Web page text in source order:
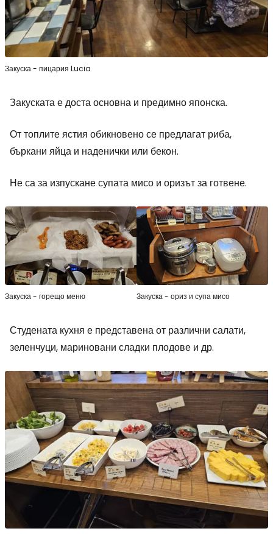
Закуска - пицария Lucia
Закуската е доста основна и предимно японска.
От топлите ястия обикновено се предлагат риба,
бъркани яйца и наденички или бекон.
Не са за изпускане супата мисо и оризът за готвене.
Закуска - горещо меню Закуска - ориз и супа мисо
Студената кухня е представена от различни салати,
зеленчуци, мариновани сладки плодове и др.